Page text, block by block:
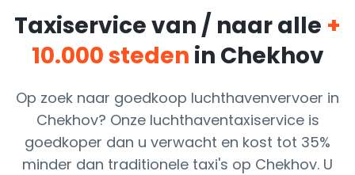
Taxiservice van / naar alle +
10.000 steden in Chekhov
Op zoek naar goedkoop luchthavenvervoer in
Chekhov? Onze luchthaventaxiservice is
goedkoper dan u verwacht en kost tot 35%
minder dan traditionele taxi's op Chekhov. U